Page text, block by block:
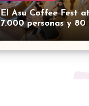
El Asu Coffee Fest
7.000 personas y 80